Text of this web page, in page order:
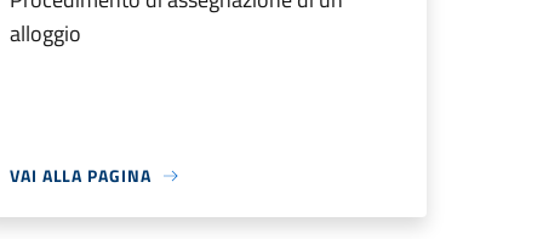
alloggio
VAI ALLA PAGINA